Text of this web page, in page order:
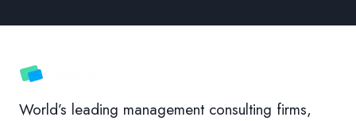
World’s leading management consulting firms,